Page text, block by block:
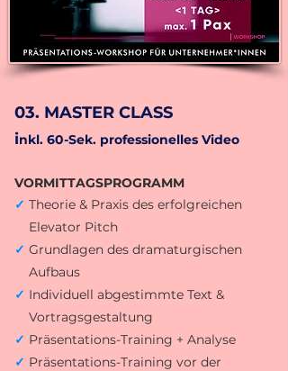
03. MASTER CLASS
inkl. 60-Sek. professionelles Video
VORMITTAGSPROGRAMM
✓ Theorie & Praxis des erfolgreichen
Elevator Pitch
✓ Grundlagen des dramaturgischen
Aufbaus
✓ Individuell abgestimmte Text &
Vortragsgestaltung
✓ Präsentations-Training + Analyse
✓ Präsentations-Training vor der